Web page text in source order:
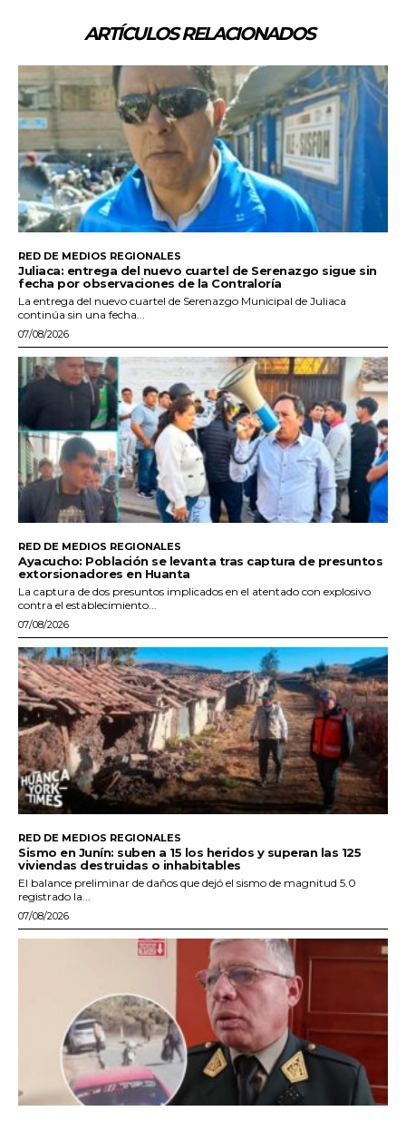
ARTÍCULOS RELACIONADOS
RED DE MEDIOS REGIONALES
Juliaca: entrega del nuevo cuartel de Serenazgo sigue sin
fecha por observaciones de la Contraloría
La entrega del nuevo cuartel de Serenazgo Municipal de Juliaca
continúa sin una fecha...
07/08/2026
RED DE MEDIOS REGIONALES
Ayacucho: Población se levanta tras captura de presuntos
extorsionadores en Huanta
La captura de dos presuntos implicados en el atentado con explosivo
contra el establecimiento...
07/08/2026
RED DE MEDIOS REGIONALES
Sismo en Junín: suben a 15 los heridos y superan las 125
viviendas destruidas o inhabitables
El balance preliminar de daños que dejó el sismo de magnitud 5.0
registrado la...
07/08/2026